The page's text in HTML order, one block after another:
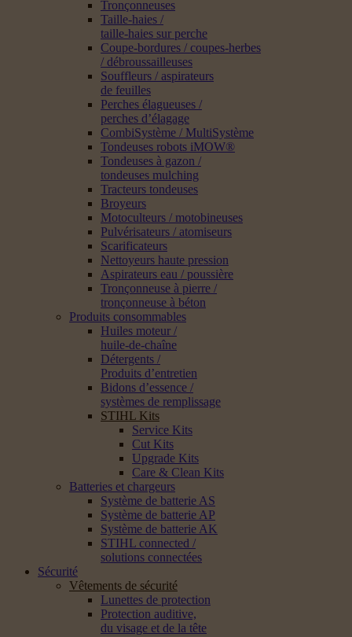
Tronçonneuses
Taille-haies /
taille-haies sur perche
Coupe-bordures / coupes-herbes
/ débroussailleuses
Souffleurs / aspirateurs
de feuilles
Perches élagueuses /
perches d’élagage
CombiSystème / MultiSystème
Tondeuses robots iMOW®
Tondeuses à gazon /
tondeuses mulching
Tracteurs tondeuses
Broyeurs
Motoculteurs / motobineuses
Pulvérisateurs / atomiseurs
Scarificateurs
Nettoyeurs haute pression
Aspirateurs eau / poussière
Tronçonneuse à pierre /
tronçonneuse à béton
Produits consommables
Huiles moteur /
huile-de-chaîne
Détergents /
Produits d’entretien
Bidons d’essence /
systèmes de remplissage
STIHL Kits
Service Kits
Cut Kits
Upgrade Kits
Care & Clean Kits
Batteries et chargeurs
Système de batterie AS
Système de batterie AP
Système de batterie AK
STIHL connected /
solutions connectées
Sécurité
Vêtements de sécurité
Lunettes de protection
Protection auditive,
du visage et de la tête